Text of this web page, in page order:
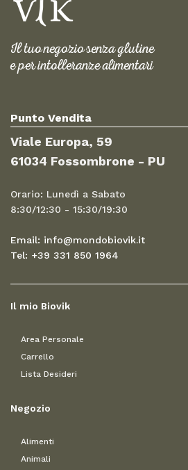
Il tuo negozio senza glutine
e per intolleranze alimentari
Punto Vendita
Viale Europa, 59
61034 Fossombrone - PU
Orario: Lunedì a Sabato
8:30/12:30 - 15:30/19:30
Email: info@mondobiovik.it
Tel: +39 331 850 1964
Il mio Biovik
Area Personale
Carrello
Lista Desideri
Negozio
Alimenti
Animali